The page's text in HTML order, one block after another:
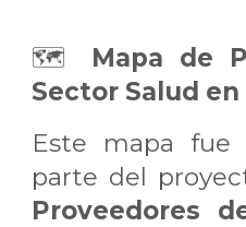
🗺️ Mapa de
Sector Salud
Este mapa fue
parte del
Proveedores